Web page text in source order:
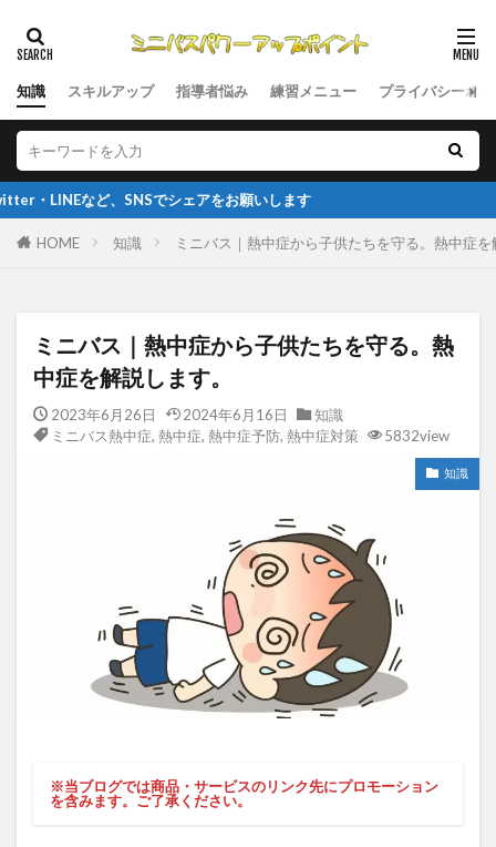
知識 スキルアップ 指導者悩み 練習メニュー プライバシーポ
でシェアをお願いします
HOME 知識 ミニバス｜熱中症から子供たちを守る。熱中症
ミニバス｜熱中症から子供たちを守る。熱
中症を解説します。
2023年6月26日 2024年6月16日
知識
ミニバス熱中症, 熱中症, 熱中症予防, 熱中症対策 5832view
知識
※当ブログでは商品・サービスのリンク先にプロモーション
を含みます。ご了承ください。